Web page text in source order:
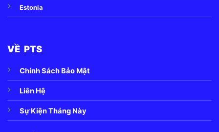
Estonia
VỀ PTS
Chính Sách Bảo Mật
Liên Hệ
Sự Kiện Tháng Này